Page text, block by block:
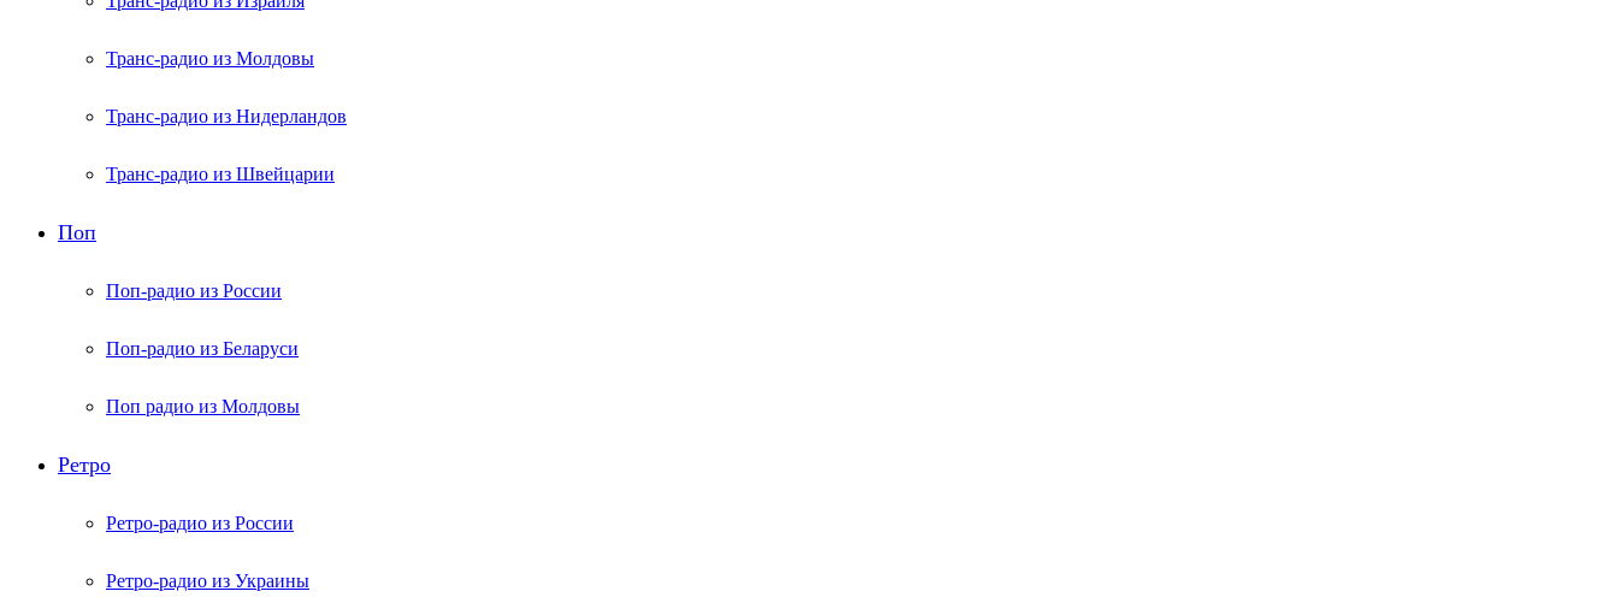
Транс-радио из Молдовы
Транс-радио из Нидерландов
Транс-радио из Швейцарии
Поп
Поп-радио из России
Поп-радио из Беларуси
Поп радио из Молдовы
Ретро
Ретро-радио из России
Ретро-радио из Украины